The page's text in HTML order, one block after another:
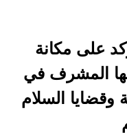
على مكانة
المشرف في
وقضايا السلام